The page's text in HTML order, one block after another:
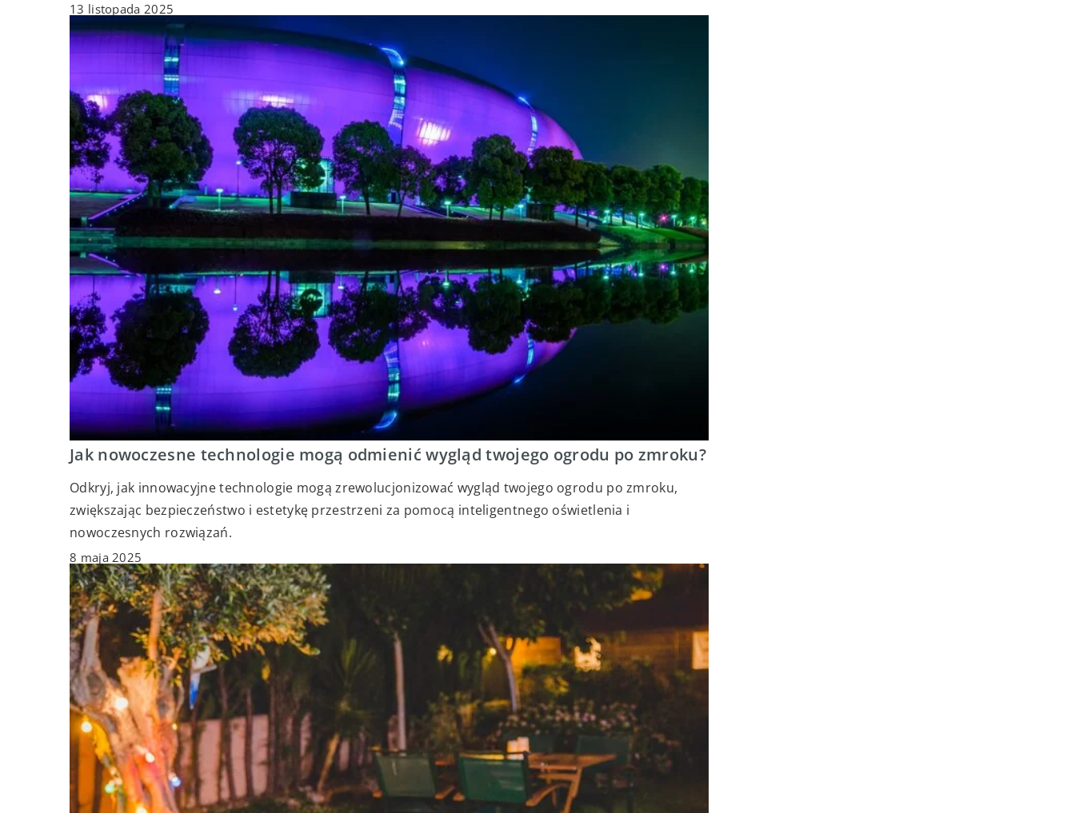
13 listopada 2025
Jak nowoczesne technologie mogą odmienić wygląd twojego ogrodu po zmroku?
Odkryj, jak innowacyjne technologie mogą zrewolucjonizować wygląd twojego ogrodu po zmroku,
zwiększając bezpieczeństwo i estetykę przestrzeni za pomocą inteligentnego oświetlenia i
nowoczesnych rozwiązań.
8 maja 2025